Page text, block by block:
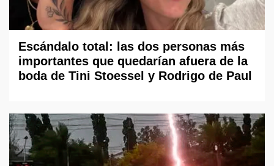
Escándalo total: las dos personas más
importantes que quedarían afuera de la
boda de Tini Stoessel y Rodrigo de Paul